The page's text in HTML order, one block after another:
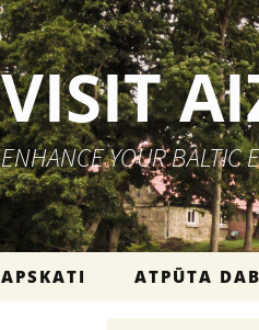
VISIT
ENHANCE YOUR BALTIC
APSKATI ATPŪTA